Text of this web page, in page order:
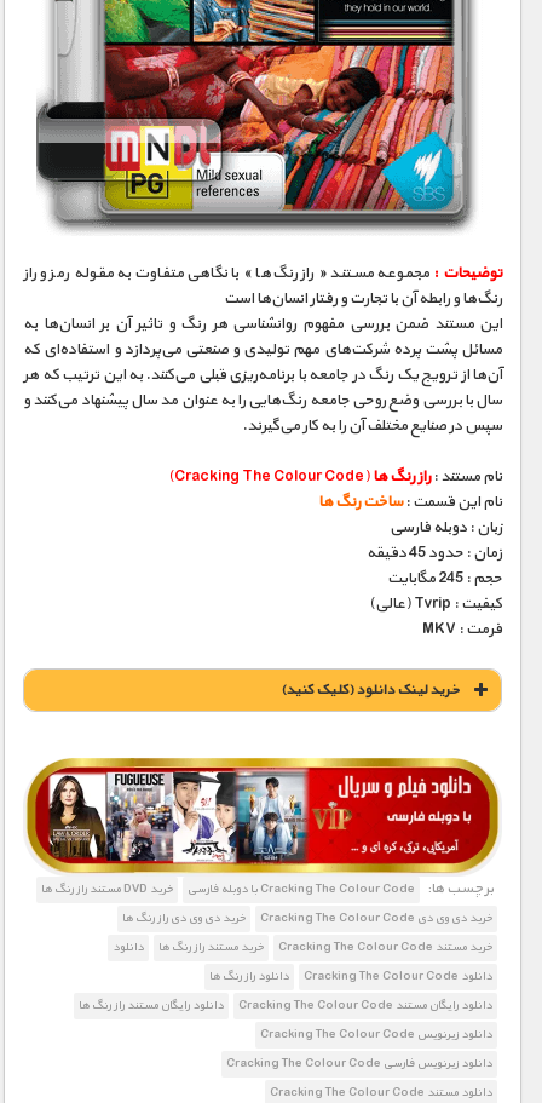
گردشگری
ماورایی
مسابقات / ورزشی
مستند های اختصاصی
توضیحات :مجموعه مستند « راز رنگ‌ها » با نگاهی متفاوت به مقوله رمز و راز
رنگ‌ها و رابطه آن با تجارت و رفتار انسان‌ها است
این مستند ضمن بررسی مفهوم روانشناسی هر رنگ و تاثیر آن بر انسان‌ها به
مسائل پشت پرده شرکت‌های مهم تولیدی و صنعتی می‌پردازد و استفاده‌ای که
آن‌ها از ترویج یک رنگ در جامعه با برنامه‌ریزی قبلی می‌کنند. به این ترتیب که هر
سال با بررسی وضع روحی جامعه رنگ‌هایی را به عنوان مد سال پیشنهاد می‌کنند و
سپس در صنایع مختلف آن را به کار می‌گیرند.
نام مستند :راز رنگ ها(Cracking The Colour Code)
نام این قسمت :ساخت رنگ ها
زبان : دوبله فارسی
زمان : حدود 45 دقیقه
حجم : 245 مگابایت
کیفیت : Tvrip (عالی)
فرمت : MKV
خريد لينک دانلود (کليک کنيد)
1900 تومان – خريد لينک دانلود (افزودن به سبد خريد)
برچسب ها: Cracking The Colour Code با دوبله فارسی
خرید DVD مستند راز رنگ ها
خرید دی وی دی Cracking The Colour Code
خرید دی وی دی راز رنگ ها
خرید مستند Cracking The Colour Code
خرید مستند راز رنگ ها
دانلود
دانلود Cracking The Colour Code
دانلود راز رنگ ها
دانلود رایگان مستند Cracking The Colour Code
دانلود رایگان مستند راز رنگ ها
دانلود زیرنویس Cracking The Colour Code
دانلود زیرنویس فارسی Cracking The Colour Code
دانلود مستند Cracking The Colour Code